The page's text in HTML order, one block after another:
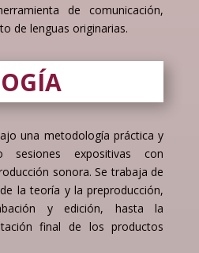
de comunicación,
de lenguas originarias.
una metodología práctica y
sesiones expositivas con
sonora. Se trabaja de
la teoría y la preproducción,
y edición, hasta la
final de los productos